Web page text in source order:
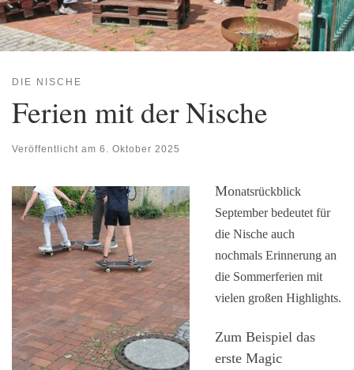
DIE NISCHE
Ferien mit der Nische
Veröffentlicht am 6. Oktober 2025
Monatsrückblick
September bedeutet für
die Nische auch
nochmals Erinnerung an
die Sommerferien mit
vielen großen Highlights.
Zum Beispiel das
erste Magic